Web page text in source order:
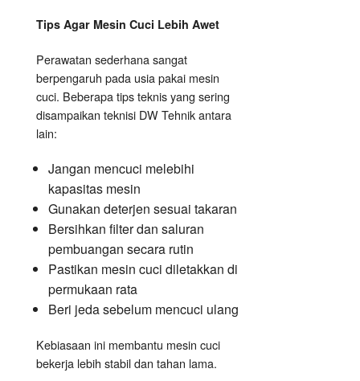
Tips Agar Mesin Cuci Lebih Awet
Perawatan sederhana sangat
berpengaruh pada usia pakai mesin
cuci. Beberapa tips teknis yang sering
disampaikan teknisi DW Tehnik antara
lain:
Jangan mencuci melebihi
kapasitas mesin
Gunakan deterjen sesuai takaran
Bersihkan filter dan saluran
pembuangan secara rutin
Pastikan mesin cuci diletakkan di
permukaan rata
Beri jeda sebelum mencuci ulang
Kebiasaan ini membantu mesin cuci
bekerja lebih stabil dan tahan lama.